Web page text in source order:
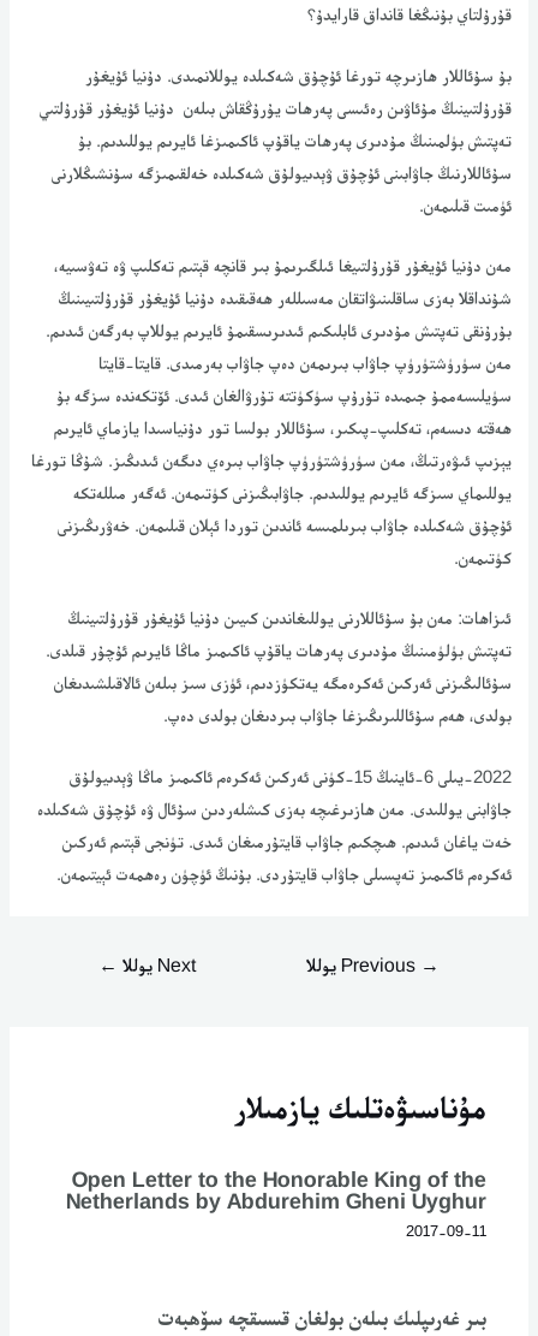
قۇرۇلتاي بۇنىڭغا قانداق قارايدۇ؟
بۇ سۇئاللار ھازىرچە تورغا ئۇچۇق شەكىلدە يوللانمىدى. دۇنيا ئۇيغۇر
قۇرۇلتىينىڭ مۇئاۋىن رەئىسى پەرھات يۇرۇڭقاش بىلەن دۇنيا ئۇيغۇر قۇرۇلتىي
تەپتىش بۈلمىنىڭ مۇدىرى پەرھات ياقۇپ ئاكىمىزغا ئايرىم يوللىدىم. بۇ
سۇئاللارنىڭ جاۋابىنى ئۇچۇق ۋېدىيولۇق شەكىلدە خەلقىمىزگە سۇنشىڭلارنى
ئۈمىت قىلىمەن.
مەن دۇنيا ئۇيغۇر قۇرۇلتىيغا ئىلگىرىمۇ بىر قانچە قېتىم تەكلىپ ۋە تەۋسىيە،
شۇنداقلا بەزى ساقلىنىۋاتقان مەسىللەر ھەقىقىدە دۇنيا ئۇيغۇر قۇرۇلتىيىنىڭ
بۇرۇنقى تەپتىش مۇدىرى ئابلىكىم ئىدىرىسقىمۇ ئايرىم يوللاپ بەرگەن ئىدىم.
مەن سۈرۈشتۈرۈپ جاۋاب بىرىمەن دەپ جاۋاب بەرمىدى. قايتا-قايتا
سۈيلىسەممۇ جىمىدە تۇرۇپ سۈكۈتتە تۇرۋالغان ئىدى. ئۆتكەندە سزگە بۇ
ھەقتە دىسەم، تەكلىپ-پىكىر، سۇئاللار بولسا تور دۇنياسىدا يازماي ئايرىم
يېزىپ ئىۋەرتىڭ، مەن سۈرۈشتۈرۈپ جاۋاب بىرەي دىگەن ئىدىڭىز. شۇڭا تورغا
يوللىماي سىزگە ئايرىم يوللىدىم. جاۋابىڭىزنى كۈتىمەن. ئەگەر مىللەتكە
ئۇچۇق شەكىلدە جاۋاب بىرىلمىسە ئاندىن توردا ئېلان قىلىمەن. خەۋرىڭىزنى
كۈتىمەن.
ئىزاھات: مەن بۇ سۇئاللارنى يوللىغاندىن كىيىن دۇنيا ئۇيغۇر قۇرۇلتىينىڭ
تەپتىش بۈلۈمىنىڭ مۇدىرى پەرھات ياقۇپ ئاكىمىز ماڭا ئايرىم ئۇچۇر قىلدى.
سۇئالىڭىزنى ئەركىن ئەكرەمگە يەتكۈزدىم، ئۈزى سىز بىلەن ئالاقىلشىدىغان
بولدى، ھەم سۇئاللىرىڭىزغا جاۋاب بىردىغان بولدى دەپ.
2022-يىلى 6-ئاينىڭ 15-كۈنى ئەركىن ئەكرەم ئاكىمىز ماڭا ۋېدىيولۇق
جاۋابنى يوللىدى. مەن ھازىرغىچە بەزى كىشلەردىن سۇئال ۋە ئۇچۇق شەكىلدە
خەت ياغان ئىدىم. ھىچكىم جاۋاب قايتۇرمىغان ئىدى. تۈنجى قېتىم ئەركىن
ئەكرەم ئاكىمىز تەپسىلى جاۋاب قايتۇردى. بۇنىڭ ئۈچۈن رەھمەت ئېيتىمەن.
→ Next يوللا ←
مۇناسىۋەتلىك يازمىلار
Open Letter to the Honorable King of the
Netherlands by Abdurehim Gheni Uyghur
2017-09-11
بىر غەرىپلىك بىلەن بولغان قىسىقچە سۆھبەت